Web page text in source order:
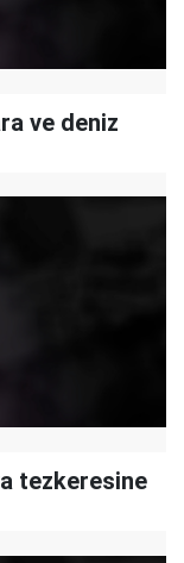
ve deniz
tezkeresine